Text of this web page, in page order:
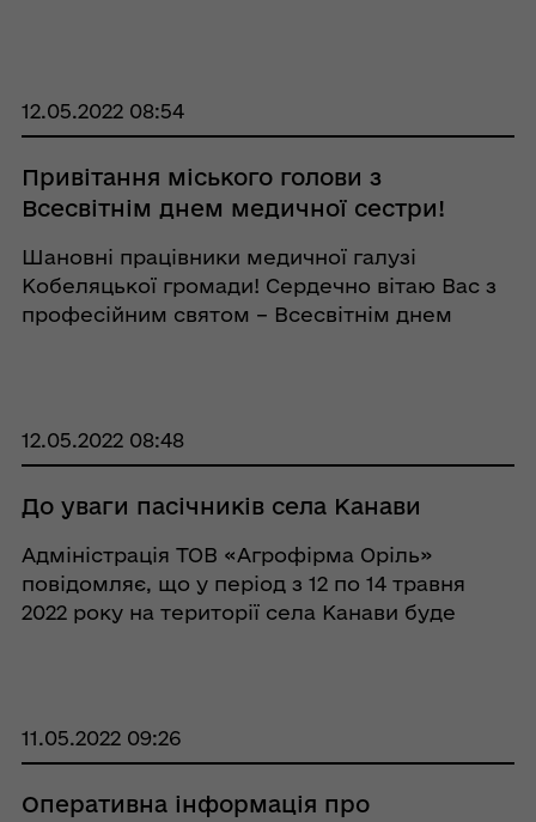
12.05.2022 08:54
Привітання міського голови з
Всесвітнім днем медичної сестри!
Шановні працівники медичної галузі
Кобеляцької громади! Сердечно вітаю Вас з
професійним святом – Всесвітнім днем
здоров&rs ...
12.05.2022 08:48
До уваги пасічників села Канави
Адміністрація ТОВ «Агрофірма Оріль»
повідомляє, що у період з 12 по 14 травня
2022 року на території села Канави буде
11.05.2022 09:26
Оперативна інформація про